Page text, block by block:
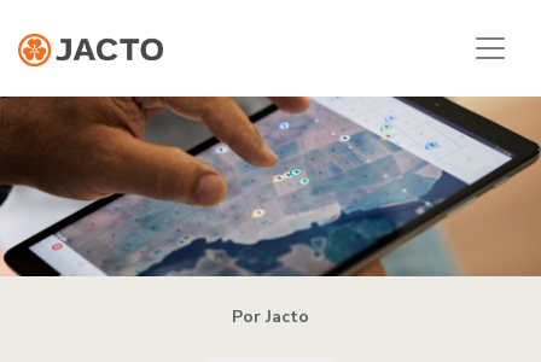
Por Jacto